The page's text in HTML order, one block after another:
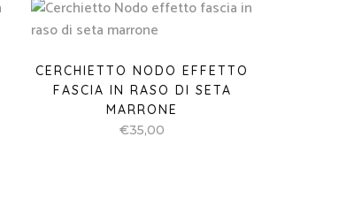
CERCHIETTO NODO EFFETTO
FASCIA IN RASO DI SETA
MARRONE
€35,00